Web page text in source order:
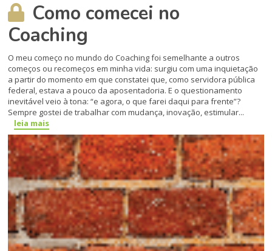
Como comecei no
Coaching
O meu começo no mundo do Coaching foi se­melhante a outros
começos ou recomeços em minha vida: surgiu com uma inquietação
a partir do momento em que constatei que, como ser­vidora pública
federal, estava a pouco da apo­sentadoria. E o questionamento
inevitável veio à tona: “e agora, o que farei daqui para frente”?
Sempre gostei de trabalhar com mudança, ino­vação, estimular...
leia mais